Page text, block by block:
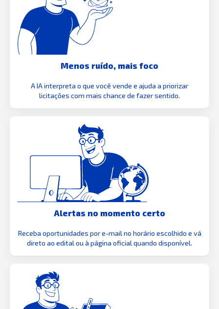
Menos ruído, mais foco
A IA interpreta o que você vende e ajuda a priorizar
licitações com mais chance de fazer sentido.
Alertas no momento certo
Receba oportunidades por e-mail no horário escolhido e vá
direto ao edital ou à página oficial quando disponível.